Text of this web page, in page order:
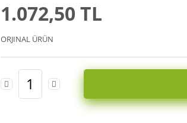
1.072,50 TL
ORJINAL ÜRÜN